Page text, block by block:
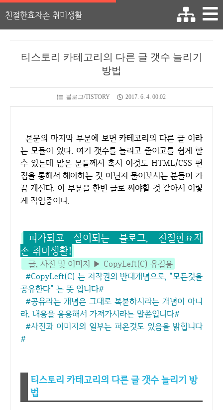
친절한효자손 취미생활
티스토리 카테고리의 다른 글 갯수 늘리기
방법
블로그/TISTORY 2017. 6. 4. 00:02
본문의 마지막 부분에 보면 카테고리의 다른 글 이라
는 모듈이 있다. 여기 갯수를 늘리고 줄이고를 쉽게 할
수 있는데 많은 분들께서 혹시 이것도 HTML/CSS 편
집을 통해서 해야하는 것 아닌지 물어보시는 분들이 가
끔 계신다. 이 부분을 한번 글로 써야할 것 같아서 이렇
게 작업중이다.
피가되고 살이되는 블로그, 친절한효자
손 취미생활!
글, 사진 및 이미지 ▶ CopyLeft(C) 유길용
#CopyLeft(C) 는 저작권의 반대개념으로, "모든것을
공유한다" 는 뜻 입니다#
#공유라는 개념은 그대로 복붙하시라는 개념이 아니
라, 내용을 응용해서 가져가시라는 말씀입니다#
#사진과 이미지의 일부는 퍼온것도 있음을 밝힙니다
#
티스토리 카테고리의 다른 글 갯수 늘리기 방
법